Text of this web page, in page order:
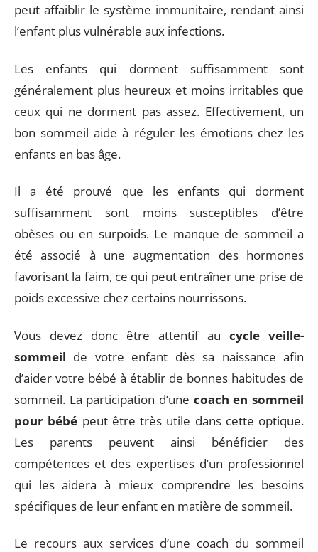
peut affaiblir le système immunitaire, rendant ainsi
l’enfant plus vulnérable aux infections.
Les enfants qui dorment suffisamment sont
généralement plus heureux et moins irritables que
ceux qui ne dorment pas assez. Effectivement, un
bon sommeil aide à réguler les émotions chez les
enfants en bas âge.
Il a été prouvé que les enfants qui dorment
suffisamment sont moins susceptibles d’être
obèses ou en surpoids. Le manque de sommeil a
été associé à une augmentation des hormones
favorisant la faim, ce qui peut entraîner une prise de
poids excessive chez certains nourrissons.
Vous devez donc être attentif au cycle veille-
sommeil de votre enfant dès sa naissance afin
d’aider votre bébé à établir de bonnes habitudes de
sommeil. La participation d’une coach en sommeil
pour bébé peut être très utile dans cette optique.
Les parents peuvent ainsi bénéficier des
compétences et des expertises d’un professionnel
qui les aidera à mieux comprendre les besoins
spécifiques de leur enfant en matière de sommeil.
Le recours aux services d’une coach du sommeil